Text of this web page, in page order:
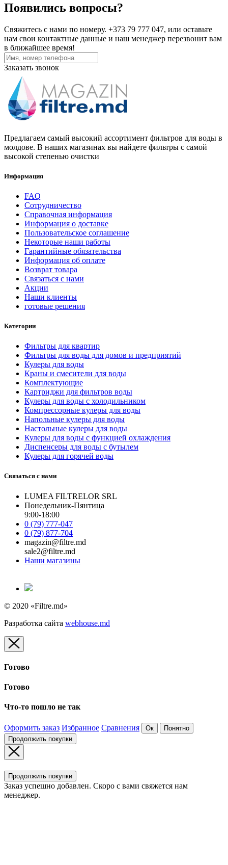
Появились вопросы?
Свяжитесь с нами по номеру. +373 79 777 047, или оставьте
нам свои контактные данные и наш менеджер перезвонит вам
в ближайшее время!
Заказать звонок
Предлагаем самый высокий ассортимент фильтров для воды в
молдове. В наших магазинах вы найдете фильтры с самой
высокой степенью очистки
Информация
FAQ
Сотрудничество
Справочная информация
Информация о доставке
Пользовательское соглашение
Некоторые наши работы
Гарантийные обязательства
Информация об оплате
Возврат товара
Связаться с нами
Акции
Наши клиенты
готовые решения
Категории
Фильтры для квартир
Фильтры для воды для домов и предприятий
Кулеры для воды
Краны и смесители для воды
Комплектующие
Картриджи для фильтров воды
Кулеры для воды с холодильником
Компрессорные кулеры для воды
Напольные кулеры для воды
Настольные кулеры для воды
Кулеры для воды с функцией охлаждения
Диспенсеры для воды с бутылем
Кулеры для горячей воды
Связаться с нами
LUMEA FILTRELOR SRL
Понедельник-Пянтица
9:00-18:00
0 (79) 777-047
0 (79) 877-704
magazin@filtre.md
sale2@filtre.md
Наши магазины
© 2020 «Filtre.md»
Разработка сайта webhouse.md
Готово
Готово
Что-то пошло не так
Оформить заказ Избранное Сравнения Ок
Понятно
Продолжить покупки
Продолжить покупки
Заказ успешно добавлен. Скоро с вами свяжется нам
менеджер.